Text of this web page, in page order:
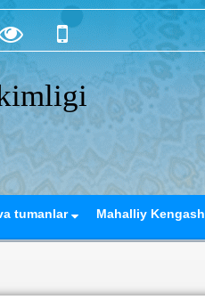
tumanlar Mahalliy Kengash